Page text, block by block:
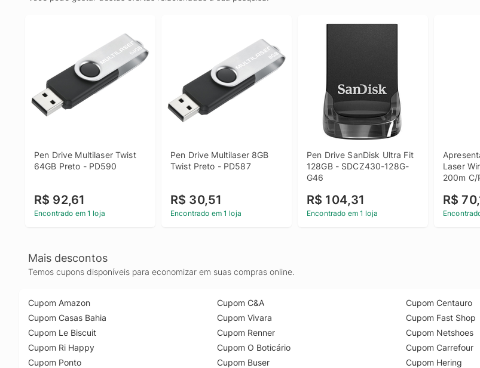
Pen Drive Multilaser Twist
64GB Preto - PD590
R$ 92,61
Encontrado em 1 loja
Pen Drive Multilaser 8GB
Twist Preto - PD587
R$ 30,51
Encontrado em 1 loja
Pen Drive SanDisk Ultra Fit
128GB - SDCZ430-128G-
G46
R$ 104,31
Encontrado em 1 loja
Laser
200m C/
R$
Mais descontos
Temos cupons disponíveis para economizar em suas compras online.
Cupom Amazon
Cupom Casas Bahia
Cupom Le Biscuit
Cupom Ri Happy
Cupom Ponto
Cupom C&A
Cupom Vivara
Cupom Renner
Cupom O Boticário
Cupom Buser
Cupom Centauro
Cupom Fast Shop
Cupom Netshoes
Cupom Carrefour
Cupom Hering